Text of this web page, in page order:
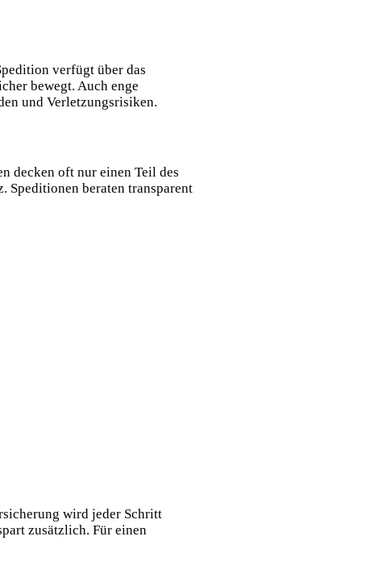
verfügt über das
bewegt. Auch enge
und Verletzungsrisiken.
decken oft nur einen Teil des
Speditionen beraten transparent
wird jeder Schritt
zusätzlich. Für einen